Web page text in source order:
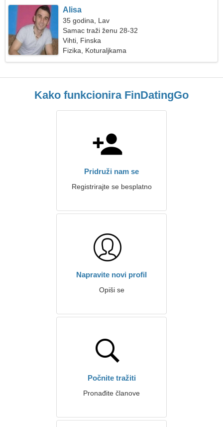
Alisa
35 godina, Lav
Samac traži ženu 28-32
Vihti, Finska
Fizika, Koturaljkama
Kako funkcionira FinDatingGo
Pridruži nam se
Registrirajte se besplatno
Napravite novi profil
Opiši se
Počnite tražiti
Pronađite članove